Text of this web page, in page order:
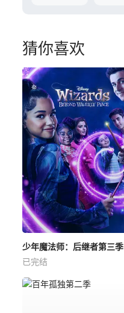
猜你喜欢
少年魔法师：后继者第三季
已完结